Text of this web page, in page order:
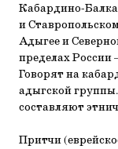
Кабардино-
и
Адыгее и
пределах России
Говорят на
адыгской
составляют
Притчи